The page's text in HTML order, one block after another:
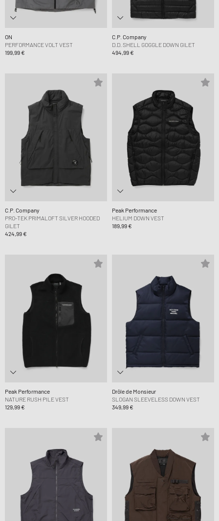
ON
PERFORMANCE VOLT VEST
199,99 €
C.P. Company
D.D. SHELL GOGGLE DOWN GILET
494,99 €
C.P. Company
PRO-TEK PRIMALOFT SILVER HOODED
GILET
424,99 €
Peak Performance
HELIUM DOWN VEST
189,99 €
Peak Performance
NATURE RUSH PILE VEST
129,99 €
Drôle de Monsieur
SLOGAN SLEEVELESS DOWN VEST
349,99 €